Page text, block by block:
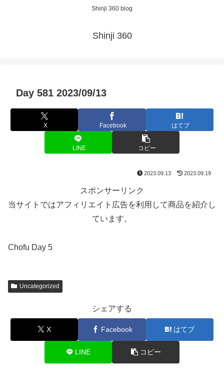
Shinji 360 blog
Shinji 360
Day 581 2023/09/13
X Facebook はてブ
LINE コピー
2023.09.13 2023.09.19
スポンサーリンク
当サイトではアフィリエイト広告を利用して商品を紹介し
ています。
Chofu Day 5
Uncategorized
シェアする
X Facebook はてブ
LINE コピー